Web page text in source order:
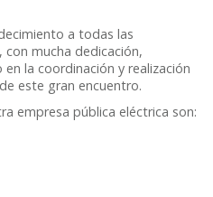
a todas las
con mucha dedicación,
la coordinación y realización
este gran encuentro.
empresa pública eléctrica son: